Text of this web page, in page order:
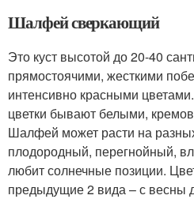
Шалфей сверкающий
Это куст высотой до 20-40
прямостоячими, жесткими
интенсивно красными
цветки бывают белыми,
Шалфей может расти на
плодородный, перегнойный,
любит солнечные позиции.
предыдущие 2 вида – с весны